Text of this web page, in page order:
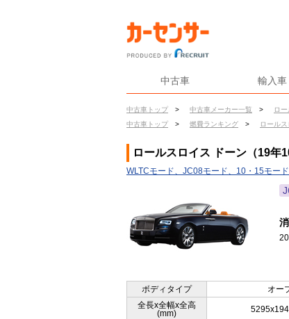
中古車 輸入車
中古車トップ > 中古車メーカー一覧 > ロ
中古車トップ
> 燃費ランキング > ロール
ロールスロイス ドーン（19年
WLTCモード、JC08モード、10・15モー
ボディタイプ オー
全長x全幅x全高
(mm)